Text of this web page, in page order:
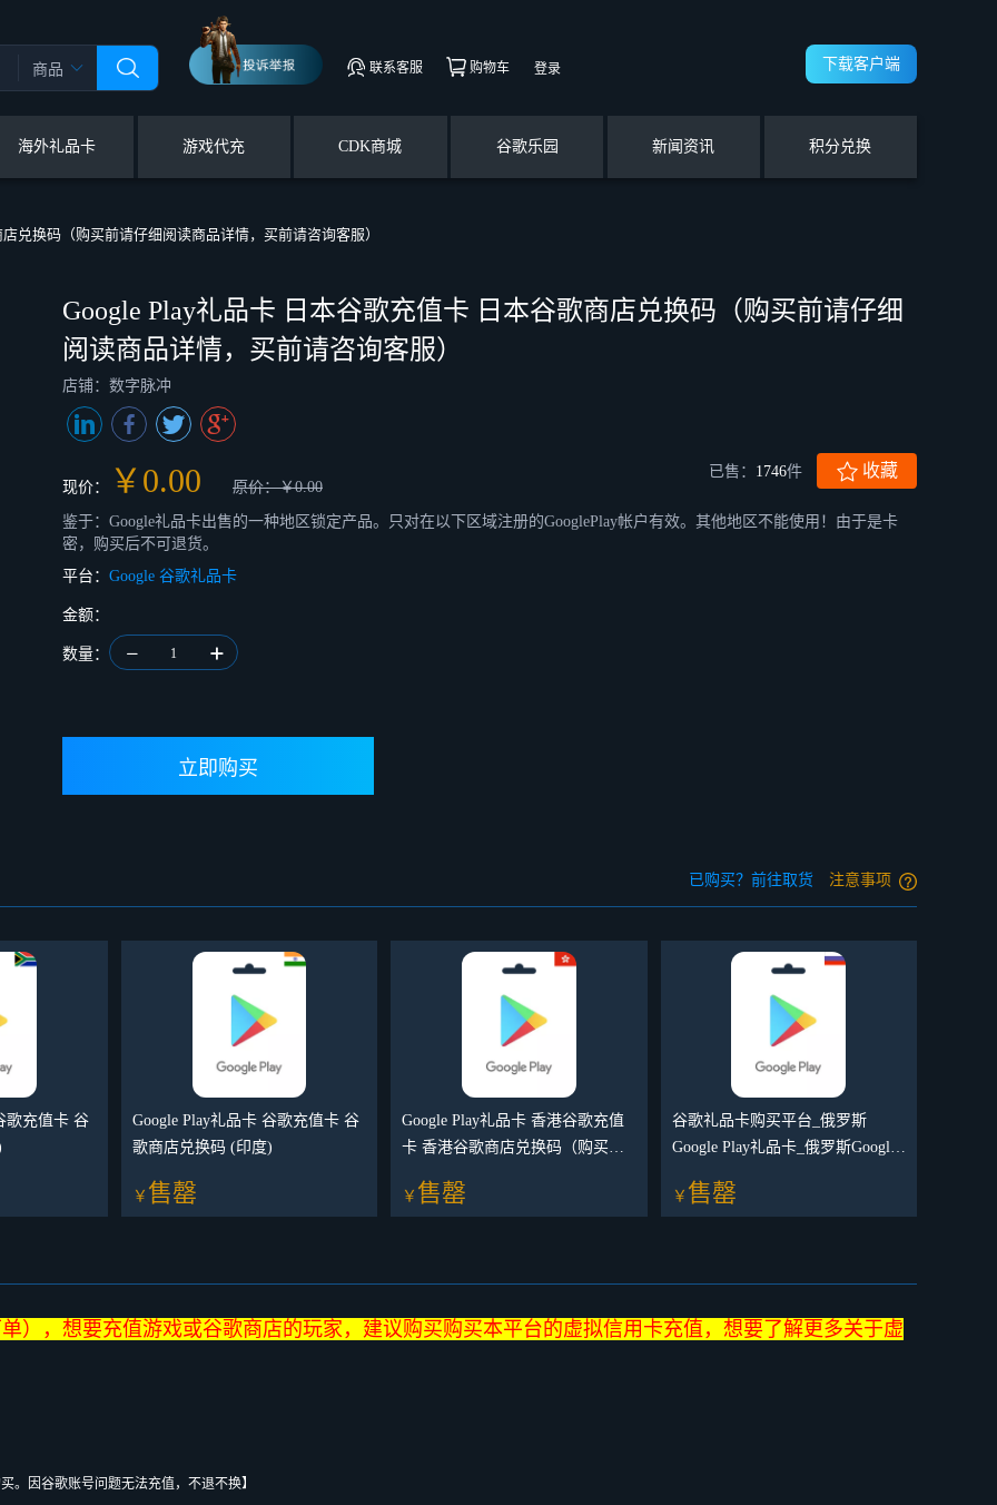
商品 联系客服 购物车 登录 下载客户端
海外礼品卡 游戏代充 CDK商城 谷歌乐园 新闻资讯 积分兑换
兑换码（购买前请仔细阅读商品详情，买前请咨询客服）
Google Play礼品卡 日本谷歌充值卡 日本谷歌商店兑换码（购买前请仔细
阅读商品详情，买前请咨询客服）
店铺：数字脉冲
现价： ￥0.00 原价：￥0.00
已售： 1746件 收藏
鉴于：Google礼品卡出售的一种地区锁定产品。只对在以下区域注册的GooglePlay帐户有效。其他地区不能使用！由于是卡
密，购买后不可退货。
平台： Google 谷歌礼品卡
金额：
数量： 1
已购买？前往取货 注意事项
歌充值卡 谷
Google Play礼品卡 谷歌充值卡 谷
歌商店兑换码 (印度)
￥ 售罄
Google Play礼品卡 香港谷歌充值
卡 香港谷歌商店兑换码（购买前
客服）
￥ 售罄
谷歌礼品卡购买平台_俄罗斯
Google Play礼品卡_俄罗斯Google
￥ 售罄
），想要充值游戏或谷歌商店的玩家，建议购买购买本平台的虚拟信用卡充值，想要了解更多关于虚
。因谷歌账号问题无法充值，不退不换】